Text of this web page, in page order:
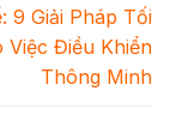
9 Giải Pháp Tối
Việc Điều Khiển
Thông Minh